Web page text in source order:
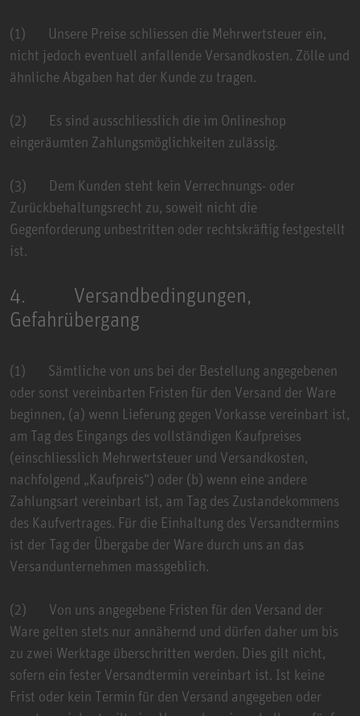
(1) Unsere Preise schliessen die Mehrwertsteuer ein,
nicht jedoch eventuell anfallende Versandkosten. Zölle und
ähnliche Abgaben hat der Kunde zu tragen.
(2) Es sind ausschliesslich die im Onlineshop
eingeräumten Zahlungsmöglichkeiten zulässig.
(3) Dem Kunden steht kein Verrechnungs- oder
Zurückbehaltungsrecht zu, soweit nicht die
Gegenforderung unbestritten oder rechtskräftig festgestellt
ist.
4. Versandbedingungen,
Gefahrübergang
(1) Sämtliche von uns bei der Bestellung angegebenen
oder sonst vereinbarten Fristen für den Versand der Ware
beginnen, (a) wenn Lieferung gegen Vorkasse vereinbart ist,
am Tag des Eingangs des vollständigen Kaufpreises
(einschliesslich Mehrwertsteuer und Versandkosten,
nachfolgend „Kaufpreis“) oder (b) wenn eine andere
Zahlungsart vereinbart ist, am Tag des Zustandekommens
des Kaufvertrages. Für die Einhaltung des Versandtermins
ist der Tag der Übergabe der Ware durch uns an das
Versandunternehmen massgeblich.
(2) Von uns angegebene Fristen für den Versand der
Ware gelten stets nur annähernd und dürfen daher um bis
zu zwei Werktage überschritten werden. Dies gilt nicht,
sofern ein fester Versandtermin vereinbart ist. Ist keine
Frist oder kein Termin für den Versand angegeben oder